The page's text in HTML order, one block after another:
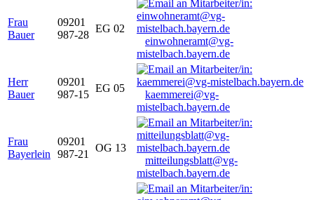
Frau
Bauer
09201
987-28
EG 02
einwohneramt@vg-
mistelbach.bayern.de
Herr
Bauer
09201
987-15
EG 05
kaemmerei@vg-
mistelbach.bayern.de
Frau
Bayerlein
09201
987-21
OG 13
mitteilungsblatt@vg-
mistelbach.bayern.de